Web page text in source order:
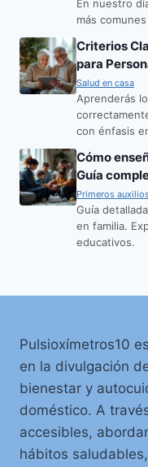
En nuestro
más
Criterios
para
Salud en casa
Aprenderás
con énfasis
Cómo
Guía
Primeros
Guía
en familia.
educativos.
Pulsioxímetros10
en la divulgación
bienestar y
doméstico. A
accesibles,
hábitos